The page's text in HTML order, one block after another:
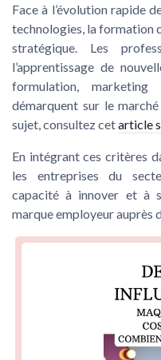
Face à l’évolution rapide
technologies, la formation
stratégique. Les
l’apprentissage de
formulation,
démarquent sur le
sujet, consultez cetarticle
En intégrant ces critères
les entreprises du
capacité à innover et à
marque employeur auprès